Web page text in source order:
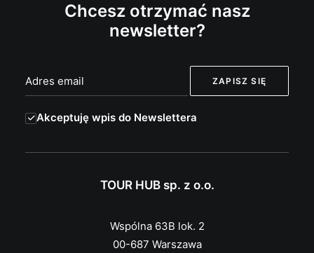
Chcesz otrzymać nasz
newsletter?
Akceptuję wpis do Newslettera
TOUR HUB sp. z o.o.
Wspólna 63B lok. 2
00-687 Warszawa